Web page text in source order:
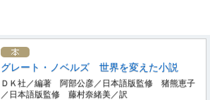
グレート・ノベルズ 世界を変えた小説
ＤＫ社／編著 阿部公彦／日本語版監修 猪熊恵子
／日本語版監修 藤村奈緒美／訳